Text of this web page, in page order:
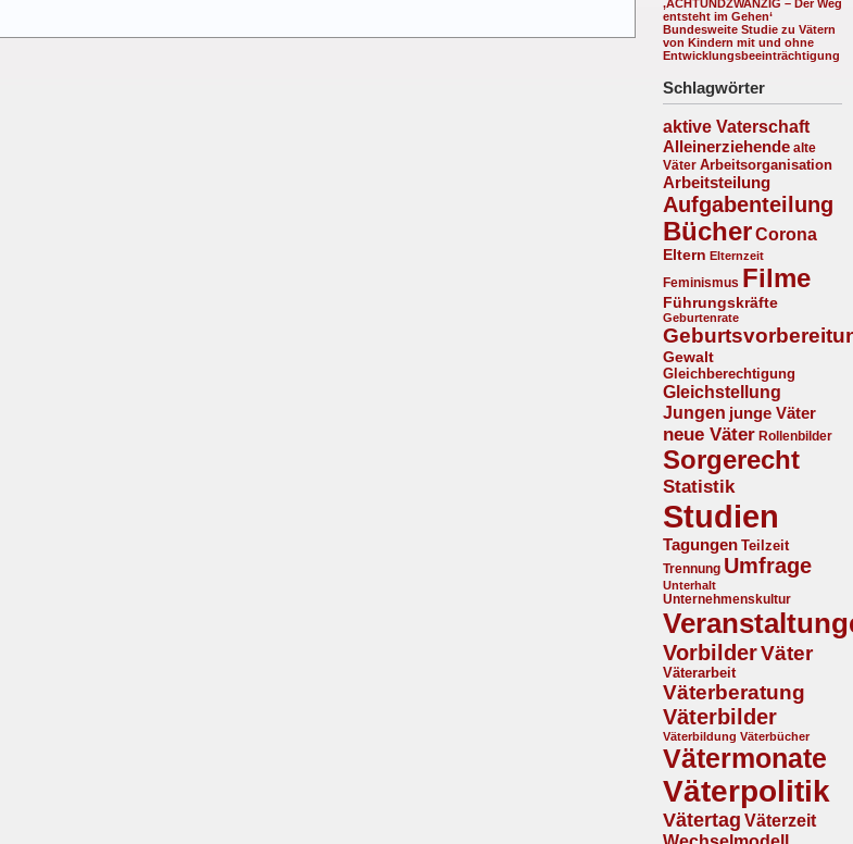
‚ACHTUNDZWANZIG – Der Weg
entsteht im Gehen‘
Bundesweite Studie zu Vätern
von Kindern mit und ohne
Entwicklungsbeeinträchtigung
Schlagwörter
aktive Vaterschaft
Alleinerziehende alte
Väter Arbeitsorganisation
Arbeitsteilung
Aufgabenteilung
BücherCorona
Eltern Elternzeit
Feminismus Filme
Führungskräfte
Geburtenrate
Gewalt
Gleichberechtigung
Gleichstellung
Jungen junge Väter
neue Väter Rollenbilder
Sorgerecht
Statistik
Studien
Tagungen Teilzeit
Trennung Umfrage
Unterhalt
Unternehmenskultur
VorbilderVäter
Väterarbeit
Väterberatung
Väterbilder
Väterbildung Väterbücher
Vätermonate
Väterpolitik
Vätertag Väterzeit